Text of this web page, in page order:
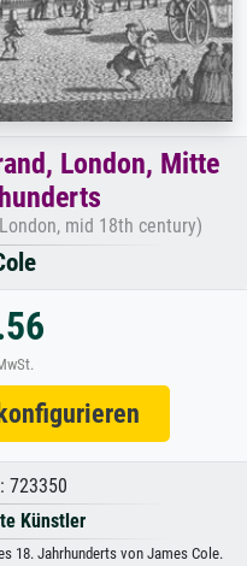
London, Mitte
mid 18th century)
723350
Künstler
18. Jahrhunderts von James Cole.